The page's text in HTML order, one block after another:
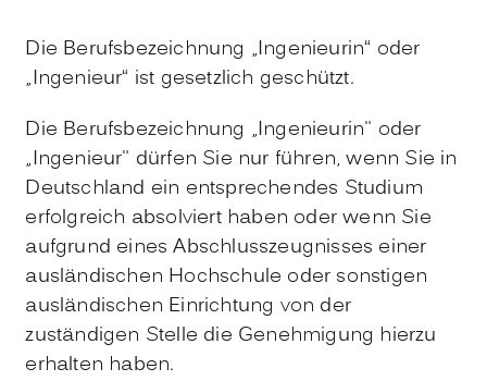
Die Berufsbezeichnung „Ingenieurin“ oder
„Ingenieur“ ist gesetzlich geschützt.
Die Berufsbezeichnung „Ingenieurin" oder
„Ingenieur" dürfen Sie nur führen, wenn Sie in
Deutschland ein entsprechendes Studium
erfolgreich absolviert haben oder wenn Sie
aufgrund eines Abschlusszeugnisses einer
ausländischen Hochschule oder sonstigen
ausländischen Einrichtung von der
zuständigen Stelle die Genehmigung hierzu
erhalten haben.